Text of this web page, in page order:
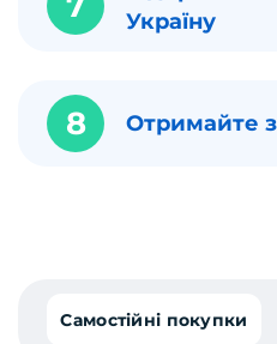
Україну
8 Отримайте
Самостійні покупки